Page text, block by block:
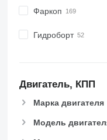
Фаркоп
Гидроборт
Двигатель, КПП
Марка двигателя
Модель